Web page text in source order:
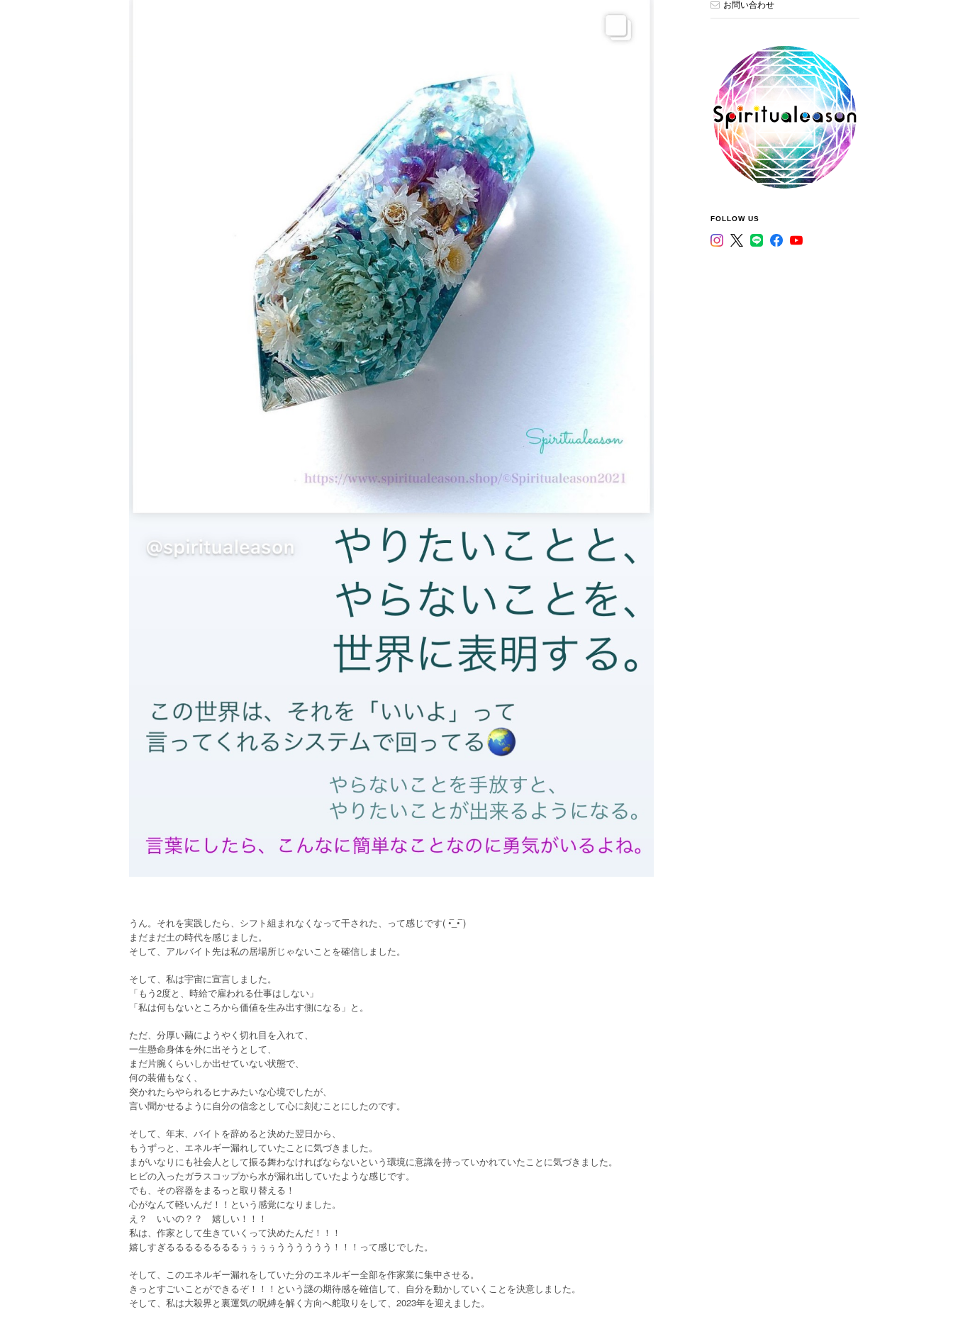
うん。それを実践したら、シフト組まれなくなって干された、って感じです( •̅_•̅ )
まだまだ土の時代を感じました。
そして、アルバイト先は私の居場所じゃないことを確信しました。
そして、私は宇宙に宣言しました。
「もう2度と、時給で雇われる仕事はしない」
「私は何もないところから価値を生み出す側になる」と。
ただ、分厚い繭にようやく切れ目を入れて、
一生懸命身体を外に出そうとして、
まだ片腕くらいしか出せていない状態で、
何の装備もなく、
突かれたらやられるヒナみたいな心境でしたが、
言い聞かせるように自分の信念として心に刻むことにしたのです。
そして、年末、バイトを辞めると決めた翌日から、
もうずっと、エネルギー漏れしていたことに気づきました。
まがいなりにも社会人として振る舞わなければならないという環境に意識を持っていかれていたことに気づきました。
ヒビの入ったガラスコップから水が漏れ出していたような感じです。
でも、その容器をまるっと取り替える！
心がなんて軽いんだ！！という感覚になりました。
え？ いいの？？ 嬉しい！！！
私は、作家として生きていくって決めたんだ！！！
嬉しすぎるるるるるるるるぅぅぅぅうううううう！！！って感じでした。
そして、このエネルギー漏れをしていた分のエネルギー全部を作家業に集中させる。
きっとすごいことができるぞ！！！という謎の期待感を確信して、自分を動かしていくことを決意しました。
そして、私は大殺界と裏運気の呪縛を解く方向へ舵取りをして、2023年を迎えました。
お問い合わせ
FOLLOW US